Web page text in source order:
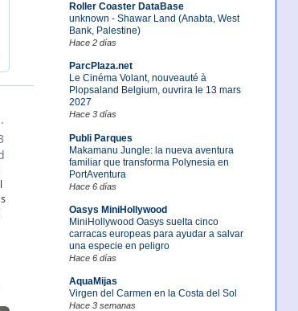
Roller Coaster DataBase
unknown - Shawar Land (Anabta, West
Bank, Palestine)
Hace 2 días
ParcPlaza.net
Le Cinéma Volant, nouveauté à
Plopsaland Belgium, ouvrira le 13 mars
2027
Hace 3 días
Publi Parques
Makamanu Jungle: la nueva aventura
familiar que transforma Polynesia en
PortAventura
Hace 6 días
Oasys MiniHollywood
MiniHollywood Oasys suelta cinco
carracas europeas para ayudar a salvar
una especie en peligro
Hace 6 días
AquaMijas
Virgen del Carmen en la Costa del Sol
Hace 3 semanas